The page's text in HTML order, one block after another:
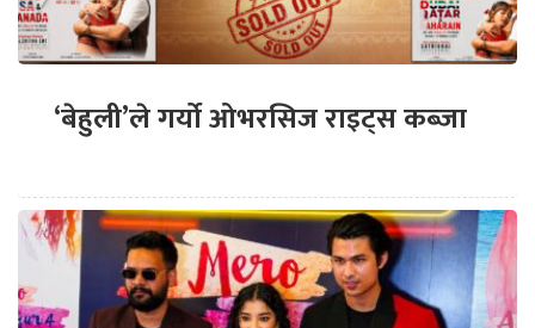
‘बेहुली’ले गर्यो ओभरसिज राइट्स कब्जा